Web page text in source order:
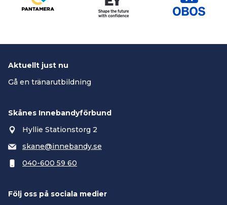
Aktuellt just nu
Gå en tränarutbildning
Skånes Innebandyförbund
Hyllie Stationstorg 2
skane@innebandy.se
040-600 59 60
Följ oss på sociala medier